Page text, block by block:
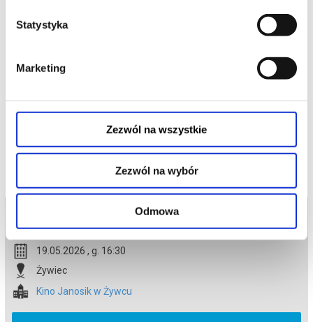
Statystyka
Marketing
Zezwól na wszystkie
Zezwól na wybór
Odmowa
Przed nim niebezpieczna droga, przeciwnicy gotowi na wszystko i
sarkastyczny żółw i przebojowa skunksica.
Bezpieczne zakupy w Bilety24. W przypadku odwołania
wydarzenia, gwarantujemy automatyczny zwrot środków
19.05.2026 , g. 16:30 (wtorek)
19.05.2026 , g. 16:30
Żywiec
Kino Janosik w Żywcu